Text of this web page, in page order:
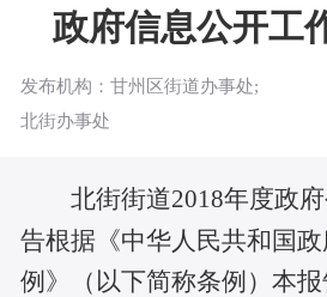
政府信息公开工
发布机构：甘州区街道办事处;
北街办事处
北街街道2018年度政
告根据《中华人民共和国
例》（以下简称条例）本